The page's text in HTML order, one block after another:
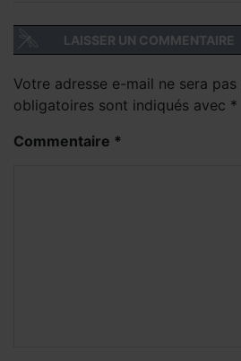
LAISSER UN COMMENTAIRE
Votre adresse e-mail ne sera pas
obligatoires sont indiqués avec *
Commentaire *